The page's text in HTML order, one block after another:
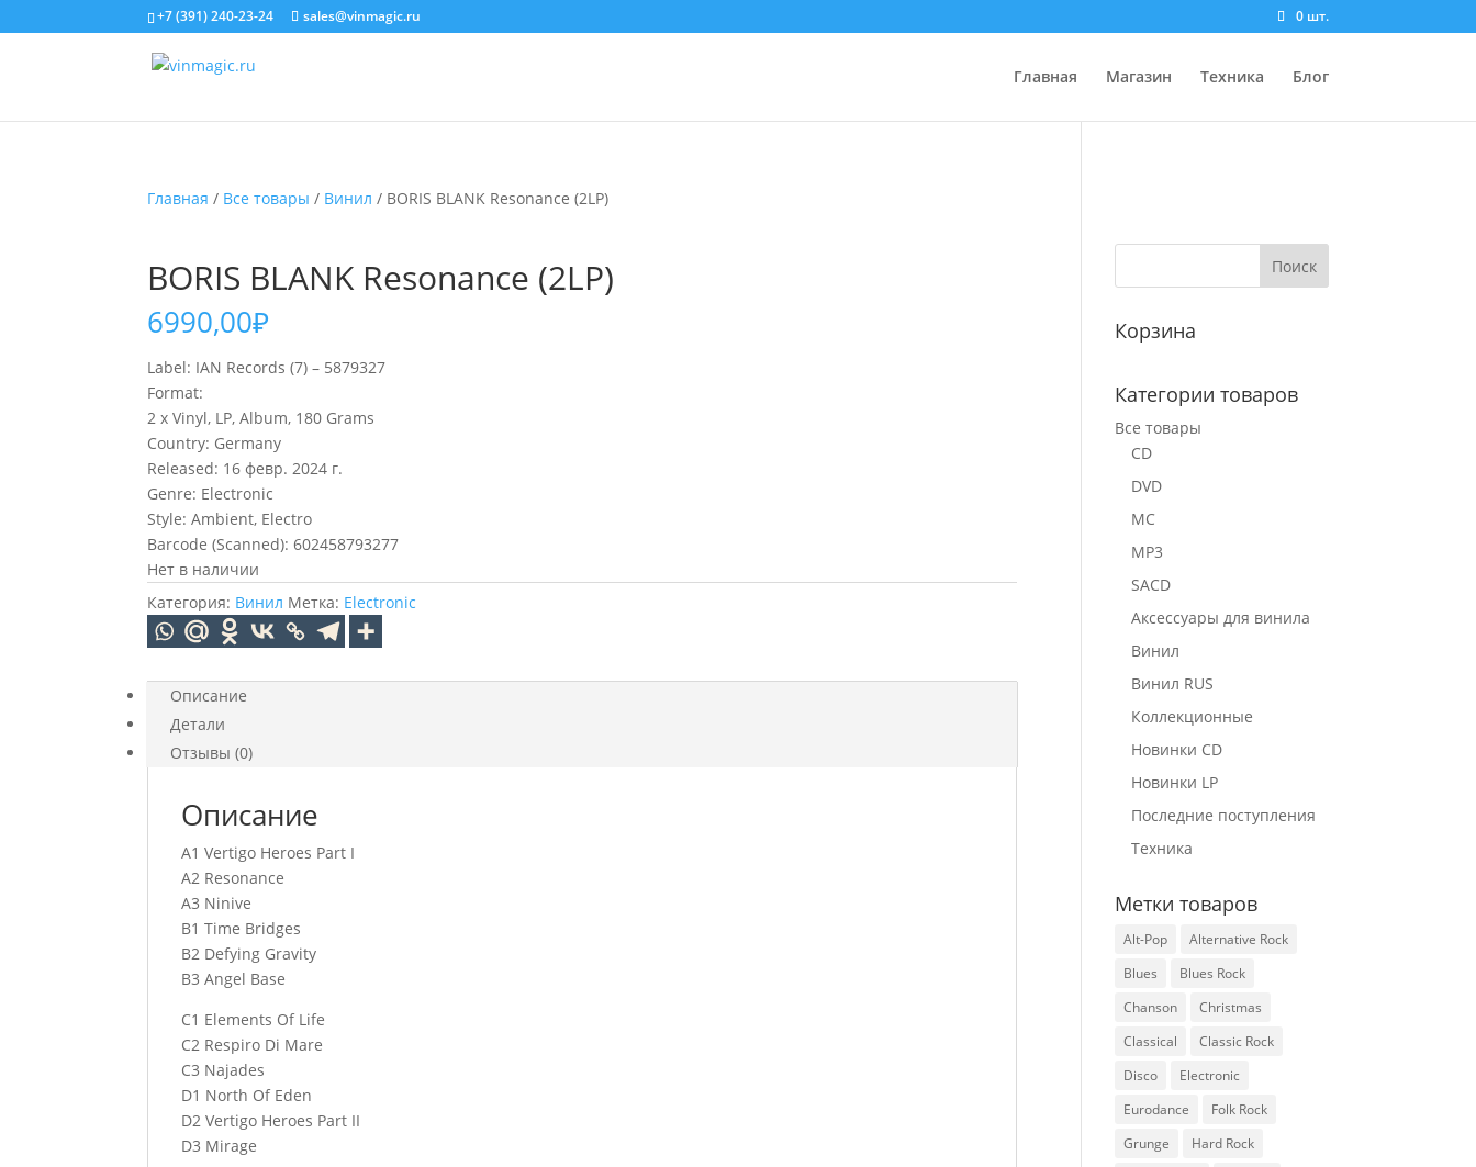
+7 (391) 240-23-24 sales@vinmagic.ru 0 шт.
Главная Магазин Техника Блог
Главная / Все товары / Винил / BORIS BLANK Resonance (2LP)
BORIS BLANK Resonance (2LP)
6990,00₽
Label: IAN Records (7) – 5879327
Format:
2 x Vinyl, LP, Album, 180 Grams
Country: Germany
Released: 16 февр. 2024 г.
Genre: Electronic
Style: Ambient, Electro
Barcode (Scanned): 602458793277
Нет в наличии
Категория: Винил Метка: Electronic
Описание
Детали
Отзывы (0)
Описание
A1 Vertigo Heroes Part I
A2 Resonance
A3 Ninive
B1 Time Bridges
B2 Defying Gravity
B3 Angel Base
C1 Elements Of Life
C2 Respiro Di Mare
C3 Najades
D1 North Of Eden
D2 Vertigo Heroes Part II
D3 Mirage
Корзина
Категории товаров
Все товары
CD
DVD
MC
MP3
SACD
Аксессуары для винила
Винил
Винил RUS
Коллекционные
Новинки CD
Новинки LP
Последние поступления
Техника
Метки товаров
Alt-Pop
Alternative Rock
Blues
Blues Rock
Chanson
Christmas
Classical
Classic Rock
Disco
Electronic
Eurodance
Folk Rock
Grunge
Hard Rock